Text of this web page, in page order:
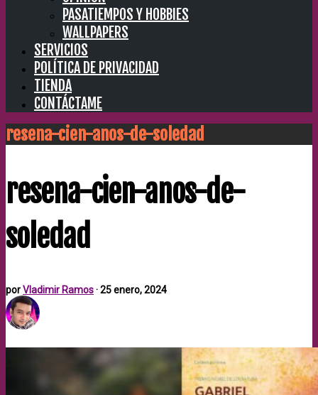
PASATIEMPOS Y HOBBIES
WALLPAPERS
SERVICIOS
POLÍTICA DE PRIVACIDAD
TIENDA
CONTÁCTAME
resena-cien-anos-de-soledad
resena-cien-anos-de-
soledad
porVladimir Ramos·25 enero, 2024